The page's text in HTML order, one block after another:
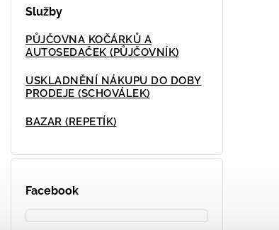
Služby
PŮJČOVNA KOČÁRKŮ A
AUTOSEDAČEK (PŮJČOVNÍK)
USKLADNĚNÍ NÁKUPU DO DOBY
PRODEJE (SCHOVÁLEK)
BAZAR (REPETÍK)
Facebook
Detail
Dětská bunda SOFTSHELL je ideální pro
náročné outdoorové aktivity, ale i pro
běžné každodenní nošení. Materiál je
104 110 122 + další